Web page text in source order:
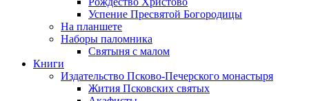
Успение Пресвятой Богородицы
На планшете
Наборы паломника
Святыня с малом
Книги
Издательство Псково-Печерского монастыря
Жития Псковских святых